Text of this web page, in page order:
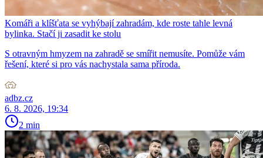
Komáři a klíšťata se vyhýbají zahradám, kde roste tahle levná
bylinka. Stačí ji zasadit ke stolu
S otravným hmyzem na zahradě se smířit nemusíte. Pomůže vám
řešení, které si pro vás nachystala sama příroda.
adbz.cz
6. 8. 2026, 19:34
2 min